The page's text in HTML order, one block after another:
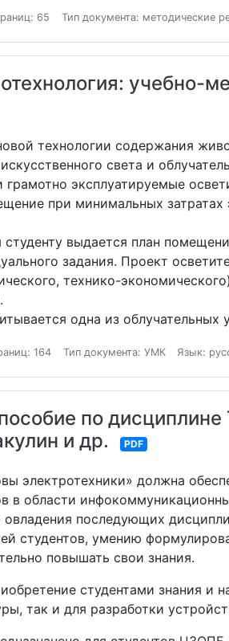
65 Тип документа: методические
учебно-
технологии содержания
света и
эксплуатируемые
при минимальных
выдается план
задания. Проект
технико-
одна из облучательных
164 Тип документа: УМК Язык:
по
и др.
PDF
электротехники» должна
в области
последующих
студентов, умению
повышать свои знания.
студентами знания и
так и для разработки